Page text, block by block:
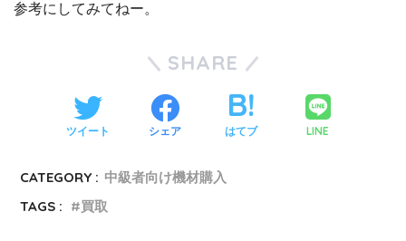
参考にしてみてねー。
SHARE
ツイート シェア はてブ LINE
CATEGORY : 中級者向け機材購入
TAGS :
買取